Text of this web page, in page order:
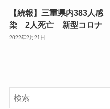
【続報】三重県内383人感
染 2人死亡 新型コロナ
2022年2月21日